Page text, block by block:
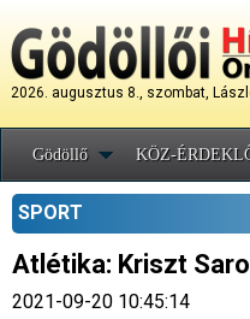
2026. augusztus 8., szombat,
Gödöllő KÖZ-
SPORT
Atlétika: Kriszt
2021-09-20 10:45:14